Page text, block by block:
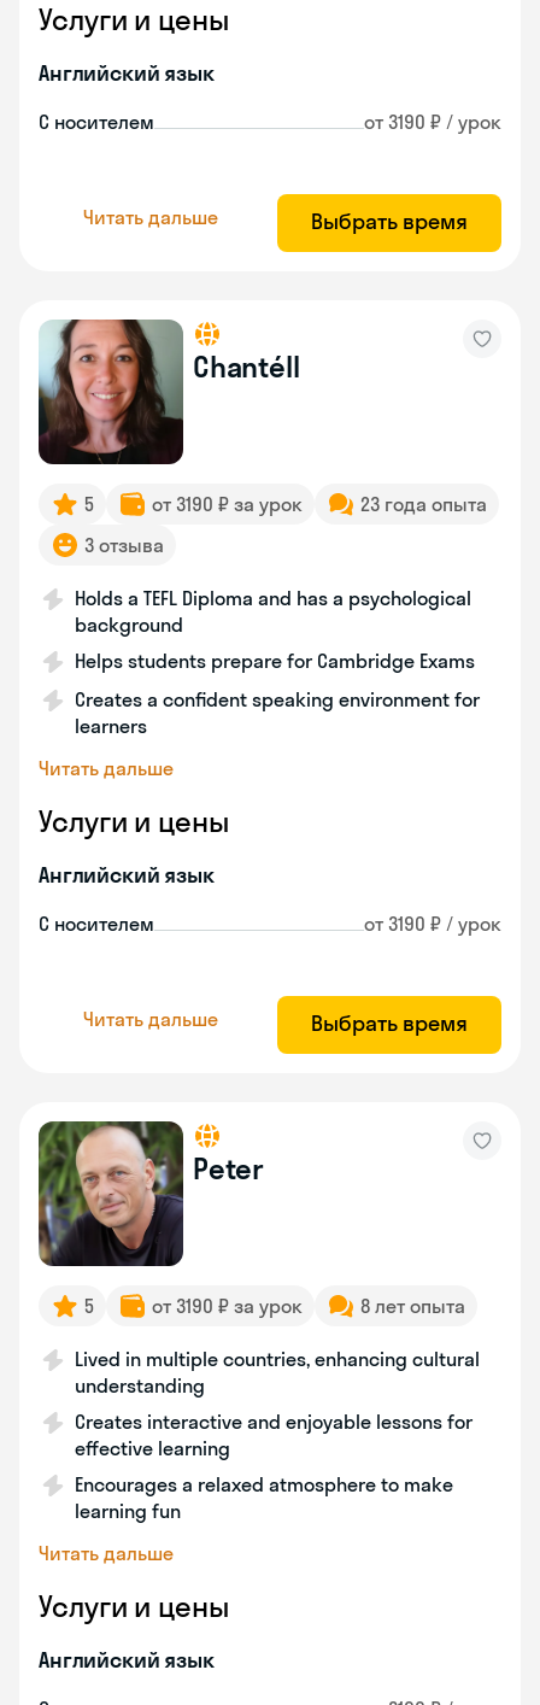
Услуги и цены
Английский язык
С носителем от 3190 ₽ / урок
Читать дальше Выбрать время
Chantéll
5 от 3190 ₽ за урок
23 года опыта
3 отзыва
Holds a TEFL Diploma and has a psychological
background
Helps students prepare for Cambridge Exams
Creates a confident speaking environment for
learners
Читать дальше
Услуги и цены
Английский язык
С носителем от 3190 ₽ / урок
Читать дальше Выбрать время
Peter
5 от 3190 ₽ за урок 8 лет опыта
Lived in multiple countries, enhancing cultural
understanding
Creates interactive and enjoyable lessons for
effective learning
Encourages a relaxed atmosphere to make
learning fun
Читать дальше
Услуги и цены
Английский язык